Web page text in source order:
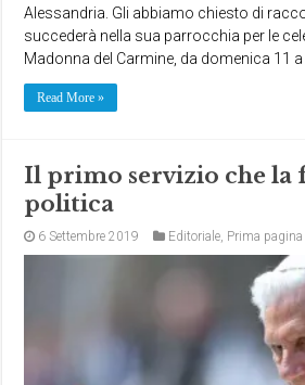
Alessandria. Gli abbiamo chiesto di
succederà nella sua parrocchia per le
Madonna del Carmine, da domenica 11 a
Read More »
Il primo servizio che la
politica
6 Settembre 2019 Editoriale, Prima pagina